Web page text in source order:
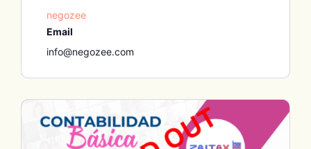
negozee
Email
info@negozee.com